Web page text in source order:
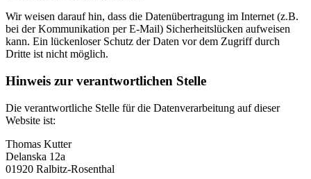
Wir weisen darauf hin, dass die Datenübertragung im Internet (z.B.
bei der Kommunikation per E-Mail) Sicherheitslücken aufweisen
kann. Ein lückenloser Schutz der Daten vor dem Zugriff durch
Dritte ist nicht möglich.
Hinweis zur verantwortlichen Stelle
Die verantwortliche Stelle für die Datenverarbeitung auf dieser
Website ist:
Thomas Kutter
Delanska 12a
01920 Ralbitz-Rosenthal